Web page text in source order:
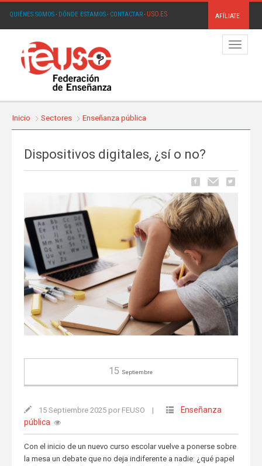
QUIÉNES SOMOS· DÓNDE ESTAMOS· CONTACTAR· USO.ES AFÍLIATE
Menú
Inicio Sectores Enseñanza pública
Dispositivos digitales, ¿sí o no?
15 Septiembre
15 Septiembre 2025 por FEUSO |
Enseñanza
pública
Con el inicio de un nuevo curso escolar vuelve a ponerse sobre
la mesa un debate que no deja indiferente a nadie: ¿qué papel